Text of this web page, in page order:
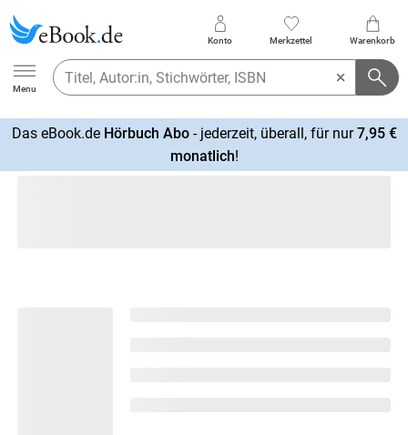
Ebook.de
Menu
Konto Merkzettel Warenkorb
Das eBook.de Hörbuch Abo- jederzeit, überall, für nur7,95 €
monatlich!